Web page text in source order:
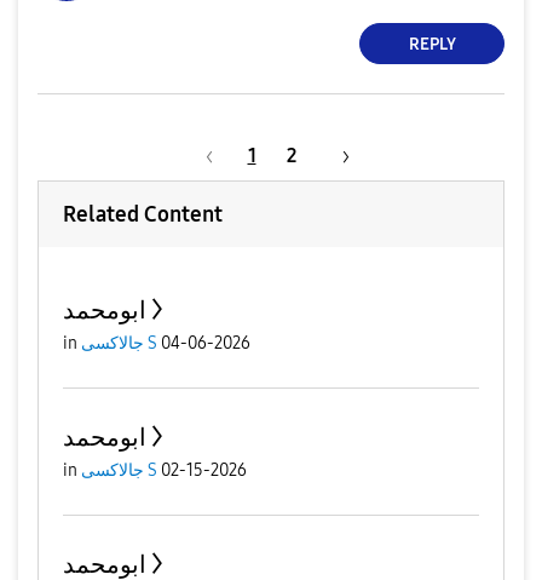
REPLY
1 2
Related Content
ابومحمد
in جالاكسى S 04-06-2026
ابومحمد
in جالاكسى S 02-15-2026
ابومحمد